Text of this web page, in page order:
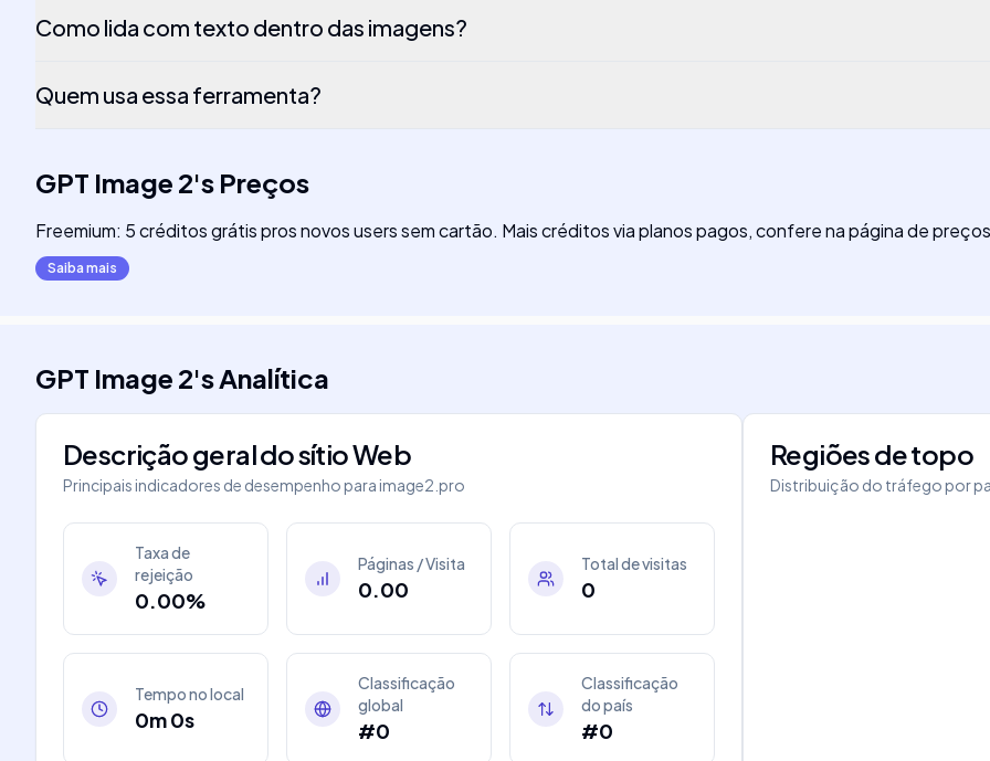
Como lida com texto dentro das imagens?
Quem usa essa ferramenta?
GPT Image 2's Preços
Freemium: 5 créditos grátis pros novos users sem cartão. Mais créditos via planos pagos, confere na página de
Saiba mais
GPT Image 2'sAnalítica
Descrição geral do sítio Web
Principais indicadores de desempenho paraimage2.pro
Taxa de
rejeição
0.00%
Páginas / Visita
0.00
Total de visitas
0
Tempo no local
0m 0s
Classificação
global
#0
Classificação
do país
#0
Regiões de topo
Distribuição do tráfego por